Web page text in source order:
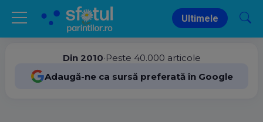
Ultimele
Din 2010•Peste 40.000 articole
Adaugă-ne ca sursă preferată în Google